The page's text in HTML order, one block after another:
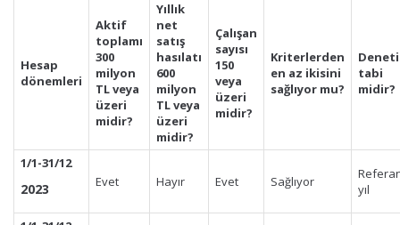
Hesap
dönemleri
Aktif
toplamı
300
milyon
TL veya
üzeri
midir?
Yıllık
net
satış
hasılatı
600
milyon
TL veya
üzeri
midir?
Çalışan
sayısı
150
veya
üzeri
midir?
Kriterlerden
en az ikisini
sağlıyor mu?
tabi
midir?
1/1-31/12
2023 Evet Hayır Evet Sağlıyor
yıl